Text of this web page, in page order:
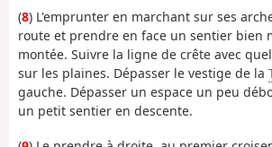
(8) L'emprunter en marchant sur ses
route et prendre en face un sentier bien
montée. Suivre la ligne de crête avec
sur les plaines. Dépasser le vestige de la
gauche. Dépasser un espace un peu
un petit sentier en descente.